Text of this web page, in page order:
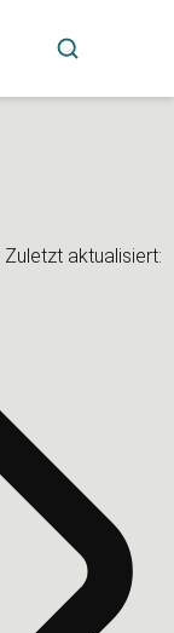
Zuletzt aktualisiert: